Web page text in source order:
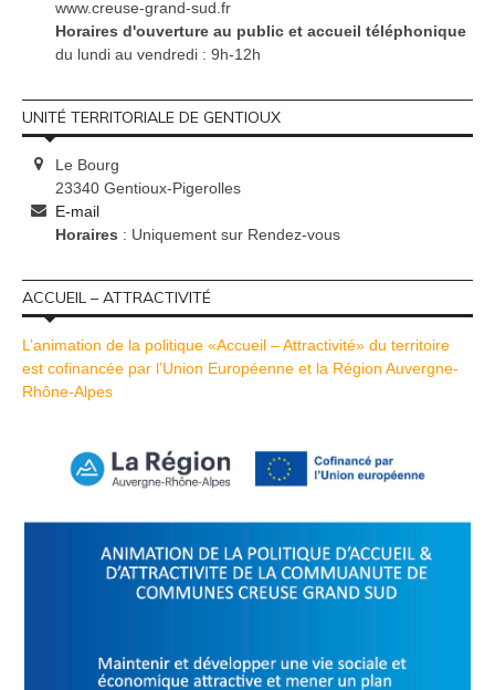
www.creuse-grand-sud.fr
Horaires d'ouverture au public et accueil téléphonique
du lundi au vendredi : 9h-12h
UNITÉ TERRITORIALE DE GENTIOUX
Le Bourg
23340 Gentioux-Pigerolles
E-mail
Horaires : Uniquement sur Rendez-vous
ACCUEIL – ATTRACTIVITÉ
L’animation de la politique «Accueil – Attractivité» du territoire
est cofinancée par l’Union Européenne et la Région Auvergne-
Rhône-Alpes